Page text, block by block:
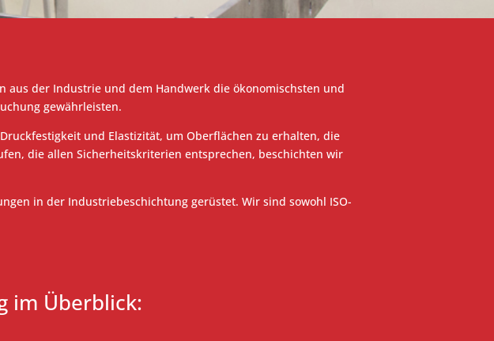
aus der Industrie und dem Handwerk die ökonomischsten und
gewährleisten.
und Elastizität, um Oberflächen zu erhalten, die
die allen Sicherheitskriterien entsprechen, beschichten wir
in der Industriebeschichtung gerüstet. Wir sind sowohl ISO-
im Überblick: